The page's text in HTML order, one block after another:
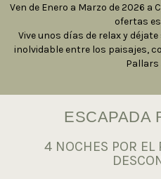
Ven de Enero a Marzo de 2026
ofertas
Vive unos días de relax y
inolvidable entre los paisajes,
Pallars
ESCAPADA
4 NOCHES POR EL